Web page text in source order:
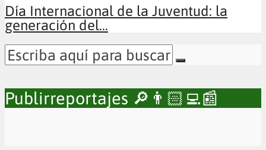
Día Internacional de la Juventud: la
generación del...
Publirreportajes 🔎👨🏻‍💻📰